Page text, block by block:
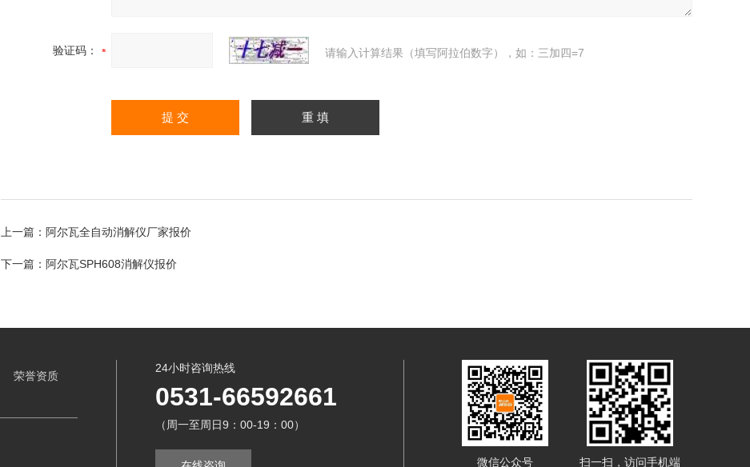
验证码： 请输入计算结果（填写阿拉伯数字），如：三加四=7
上一篇： 阿尔瓦全自动消解仪厂家报价
下一篇： 阿尔瓦SPH608消解仪报价
荣誉资质
24小时咨询热线
0531-66592661
（周一至周日9：00-19：00）
微信公众号 扫一扫，访问手机端